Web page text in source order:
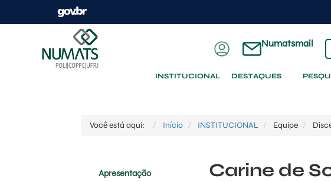
Numatsmail
INSTITUCIONAL DESTAQUES
Você está aqui: Início INSTITUCIONAL Equipe
Apresentação Carine de